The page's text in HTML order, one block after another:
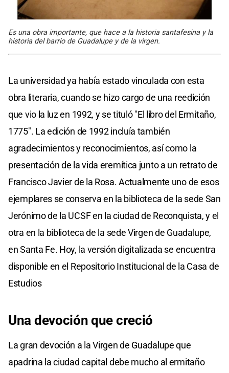
Es una obra importante, que hace a la historia santafesina y la
historia del barrio de Guadalupe y de la virgen.
La universidad ya había estado vinculada con esta
obra literaria, cuando se hizo cargo de una reedición
que vio la luz en 1992, y se tituló "El libro del Ermitaño,
1775". La edición de 1992 incluía también
agradecimientos y reconocimientos, así como la
presentación de la vida eremítica junto a un retrato de
Francisco Javier de la Rosa. Actualmente uno de esos
ejemplares se conserva en la biblioteca de la sede San
Jerónimo de la UCSF en la ciudad de Reconquista, y el
otra en la biblioteca de la sede Virgen de Guadalupe,
en Santa Fe. Hoy, la versión digitalizada se encuentra
disponible en el Repositorio Institucional de la Casa de
Estudios
Una devoción que creció
La gran devoción a la Virgen de Guadalupe que
apadrina la ciudad capital debe mucho al ermitaño